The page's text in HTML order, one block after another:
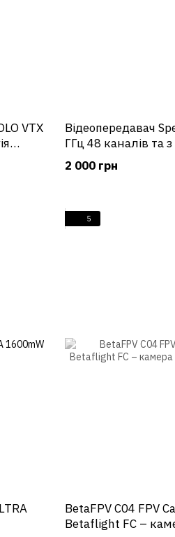
VTX
Відеопередавач
ГГц 48 каналів та
2 000 грн
5
BetaFPV C04 FPV
Betaflight FC –